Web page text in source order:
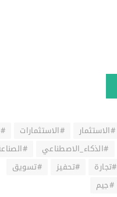
#الاستثمار #الاستثمارات
#الذكاء_الاصطناعي
#تجارة #تحفيز
#تسويق
#جيم